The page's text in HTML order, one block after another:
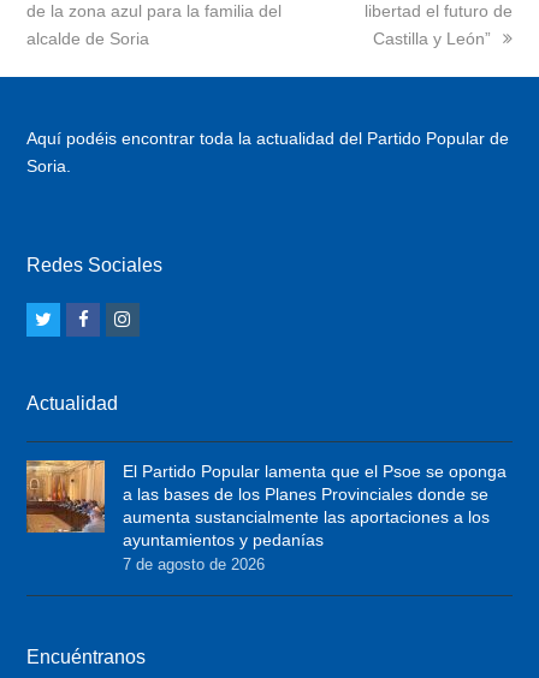
de la zona azul para la familia del
alcalde de Soria
libertad el futuro de
Castilla y León”
Aquí podéis encontrar toda la actualidad del Partido Popular de
Soria.
Redes Sociales
t
t
e
r
F
e
b
o
a
g
r
a
Actualidad
El Partido Popular lamenta que el Psoe se oponga
a las bases de los Planes Provinciales donde se
aumenta sustancialmente las aportaciones a los
ayuntamientos y pedanías
7 de agosto de 2026
Encuéntranos